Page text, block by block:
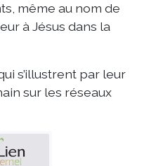
même au nom de
à Jésus dans la
s’illustrent par leur
sur les réseaux